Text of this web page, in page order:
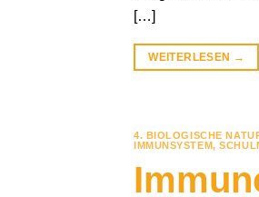
[…]
WEITERLESEN →
4. BIOLOGISCHE
IMMUNSYSTEM,